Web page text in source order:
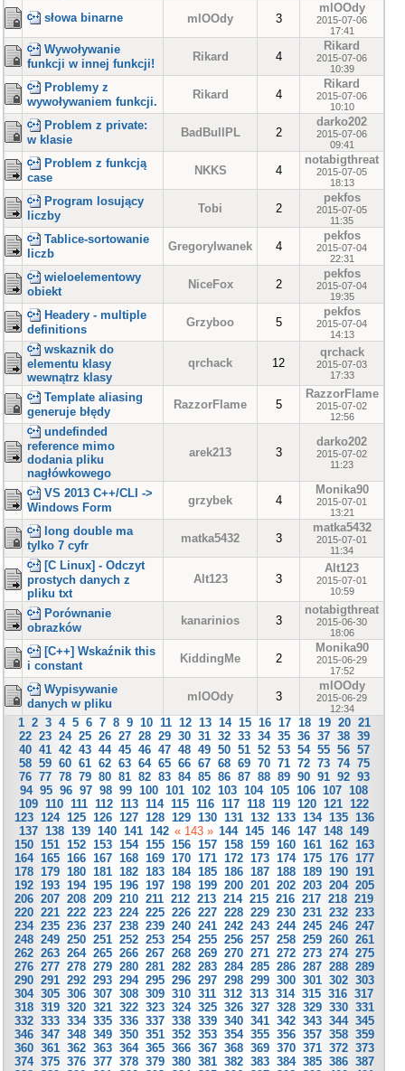
słowa binarne mlOOdy 3
mlOOdy
2015-07-06
17:41
Wywoływanie
funkcji w innej funkcji!
Rikard 4
Rikard
2015-07-06
10:39
Problemy z
wywoływaniem funkcji.
Rikard 4
Rikard
2015-07-06
10:10
Problem z private:
w klasie
BadBullPL 2
darko202
2015-07-06
09:41
Problem z funkcją
case
NKKS 4
notabigthreat
2015-07-05
18:13
Program losujący
liczby
Tobi 2
pekfos
2015-07-05
11:35
Tablice-sortowanie
liczb
GregoryIwanek 4
pekfos
2015-07-04
22:31
wieloelementowy
obiekt
NiceFox 2
pekfos
2015-07-04
19:35
Headery - multiple
definitions
Grzyboo 5
pekfos
2015-07-04
14:13
wskaznik do
elementu klasy
wewnątrz klasy
qrchack 12
qrchack
2015-07-03
17:33
Template aliasing
generuje błędy
RazzorFlame 5
RazzorFlame
2015-07-02
12:56
undefinded
reference mimo
dodania pliku
nagłówkowego
arek213 3
darko202
2015-07-02
11:23
VS 2013 C++/CLI ->
Windows Form
grzybek 4
Monika90
2015-07-01
13:21
long double ma
tylko 7 cyfr
matka5432 3
matka5432
2015-07-01
11:34
[C Linux] - Odczyt
prostych danych z
pliku txt
Alt123 3
Alt123
2015-07-01
10:59
Porównanie
obrazków
kanarinios 3
notabigthreat
2015-06-30
18:06
[C++] Wskaźnik this
i constant
KiddingMe 2
Monika90
2015-06-29
17:52
Wypisywanie
danych w pliku
mlOOdy 3
mlOOdy
2015-06-29
12:34
1 2 3 4 5 6 7 8 9 10 11 12 13 14 15 16 17 18 19 20 21
22 23 24 25 26 27 28 29 30 31 32 33 34 35 36 37 38 39
40 41 42 43 44 45 46 47 48 49 50 51 52 53 54 55 56 57
58 59 60 61 62 63 64 65 66 67 68 69 70 71 72 73 74 75
76 77 78 79 80 81 82 83 84 85 86 87 88 89 90 91 92 93
94 95 96 97 98 99 100 101 102 103 104 105 106 107 108
109 110 111 112 113 114 115 116 117 118 119 120 121 122
123 124 125 126 127 128 129 130 131 132 133 134 135 136
137 138 139 140 141 142 « 143 » 144 145 146 147 148 149
150 151 152 153 154 155 156 157 158 159 160 161 162 163
164 165 166 167 168 169 170 171 172 173 174 175 176 177
178 179 180 181 182 183 184 185 186 187 188 189 190 191
192 193 194 195 196 197 198 199 200 201 202 203 204 205
206 207 208 209 210 211 212 213 214 215 216 217 218 219
220 221 222 223 224 225 226 227 228 229 230 231 232 233
234 235 236 237 238 239 240 241 242 243 244 245 246 247
248 249 250 251 252 253 254 255 256 257 258 259 260 261
262 263 264 265 266 267 268 269 270 271 272 273 274 275
276 277 278 279 280 281 282 283 284 285 286 287 288 289
290 291 292 293 294 295 296 297 298 299 300 301 302 303
304 305 306 307 308 309 310 311 312 313 314 315 316 317
318 319 320 321 322 323 324 325 326 327 328 329 330 331
332 333 334 335 336 337 338 339 340 341 342 343 344 345
346 347 348 349 350 351 352 353 354 355 356 357 358 359
360 361 362 363 364 365 366 367 368 369 370 371 372 373
374 375 376 377 378 379 380 381 382 383 384 385 386 387